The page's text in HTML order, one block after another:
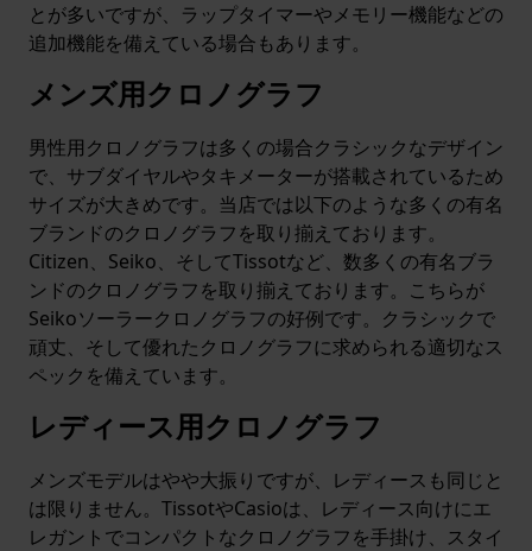
とが多いですが、ラップタイマーやメモリー機能などの
追加機能を備えている場合もあります。
メンズ用クロノグラフ
男性用クロノグラフは多くの場合クラシックなデザイン
で、サブダイヤルやタキメーターが搭載されているため
サイズが大きめです。当店では以下のような多くの有名
ブランドのクロノグラフを取り揃えております。
Citizen、Seiko、そしてTissotなど、数多くの有名ブラ
ンドのクロノグラフを取り揃えております。こちらが
Seikoソーラークロノグラフの好例です。クラシックで
頑丈、そして優れたクロノグラフに求められる適切なス
ペックを備えています。
レディース用クロノグラフ
メンズモデルはやや大振りですが、レディースも同じと
は限りません。TissotやCasioは、レディース向けにエ
レガントでコンパクトなクロノグラフを手掛け、スタイ